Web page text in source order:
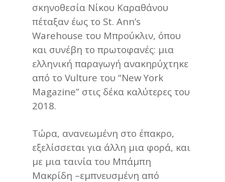
σκηνοθεσία Νίκου Καραθάνου
πέταξαν έως το St. Ann’s
Warehouse του Μπρούκλιν, όπου
και συνέβη το πρωτοφανές: μια
ελληνική παραγωγή ανακηρύχτηκε
από το Vulture του “New York
Magazine” στις δέκα καλύτερες του
2018.
Τώρα, ανανεωμένη στο έπακρο,
εξελίσσεται για άλλη μια φορά, και
με μια ταινία του Μπάμπη
Μακρίδη –εμπνευσμένη από